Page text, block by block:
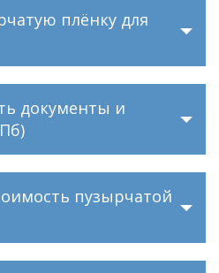
плёнку для
документы и
пузырчатой